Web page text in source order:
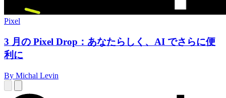
Pixel
3 月の Pixel Drop：あなたらしく、AI でさらに便
利に
By Michal Levin